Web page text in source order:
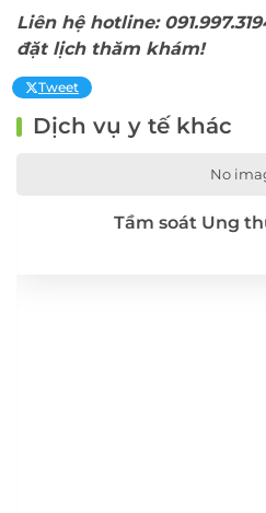
Liên hệ hotline:
đặt lịch thăm khám!
Tweet
Dịch vụ y tế khác
No
Tầm soát Ung